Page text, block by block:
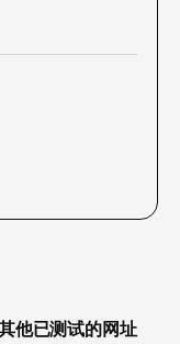
测试的网址